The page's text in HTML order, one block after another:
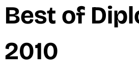
Best of
2010